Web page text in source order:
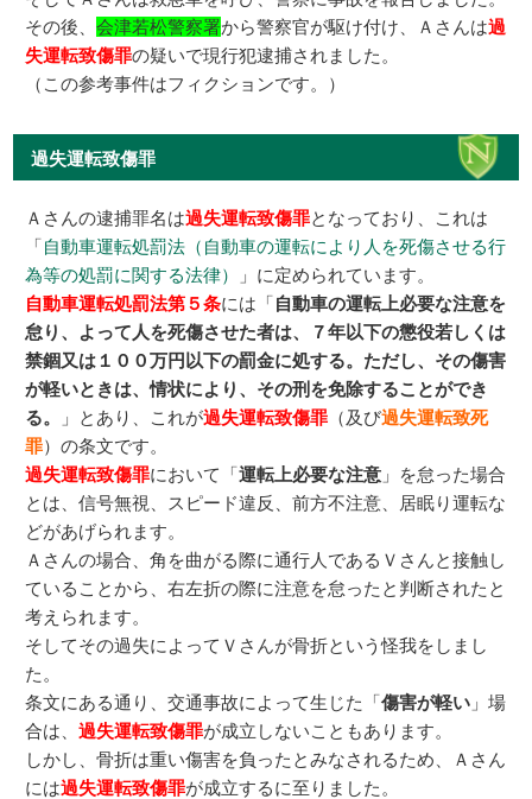
その後、会津若松警察署から警察官が駆け付け、Ａさんは過
失運転致傷罪の疑いで現行犯逮捕されました。
（この参考事件はフィクションです。）
過失運転致傷罪
Ａさんの逮捕罪名は過失運転致傷罪となっており、これは
「自動車運転処罰法（自動車の運転により人を死傷させる行
為等の処罰に関する法律）
」に定められています。
自動車運転処罰法第５条には「自動車の運転上必要な注意を
怠り、よって人を死傷させた者は、７年以下の懲役若しくは
禁錮又は１００万円以下の罰金に処する。ただし、その傷害
が軽いときは、情状により、その刑を免除することができ
る。
」とあり、これが過失運転致傷罪 （及び過失運転致死
罪）の条文です。
過失運転致傷罪において「運転上必要な注意 」を怠った場合
とは、信号無視、スピード違反、前方不注意、居眠り運転な
どがあげられます。
Ａさんの場合、角を曲がる際に通行人であるＶさんと接触し
ていることから、右左折の際に注意を怠ったと判断されたと
考えられます。
そしてその過失によってＶさんが骨折という怪我をしまし
た。
条文にある通り、交通事故によって生じた「傷害が軽い 」場
合は、過失運転致傷罪が成立しないこともあります。
しかし、骨折は重い傷害を負ったとみなされるため、Ａさん
には過失運転致傷罪が成立するに至りました。